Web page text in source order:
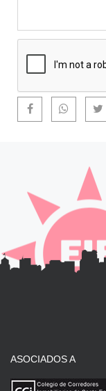
ASOCIADOS A